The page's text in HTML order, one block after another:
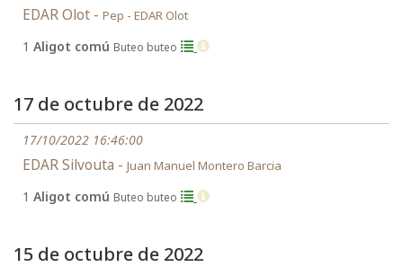
EDAR Olot - Pep - EDAR Olot
1 Aligot comú Buteo buteo
17 de octubre de 2022
17/10/2022 16:46:00
EDAR Silvouta - Juan Manuel Montero Barcia
1 Aligot comú Buteo buteo
15 de octubre de 2022